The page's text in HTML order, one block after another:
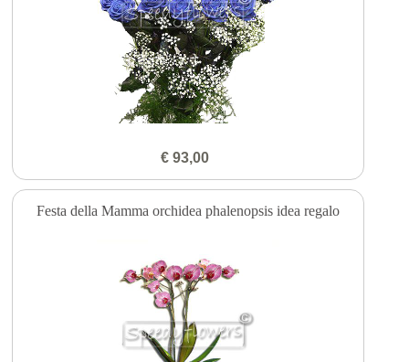
€ 93,00
Festa della Mamma orchidea phalenopsis idea regalo